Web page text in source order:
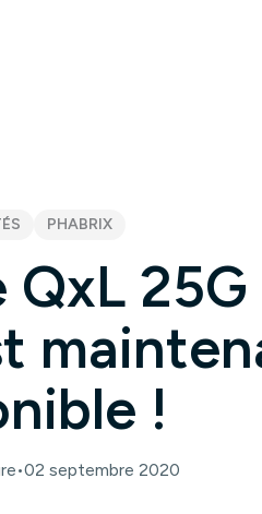
QxL 25G
!
PHABRIX
•02 septembre 2020